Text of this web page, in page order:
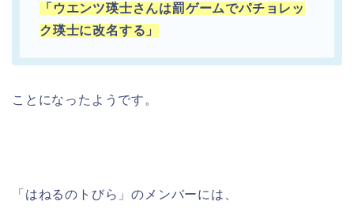
「ウエンツ瑛士さんは罰ゲームでパチョレッ
ク瑛士に改名する」
ことになったようです。
「はねるのトびら」のメンバーには、